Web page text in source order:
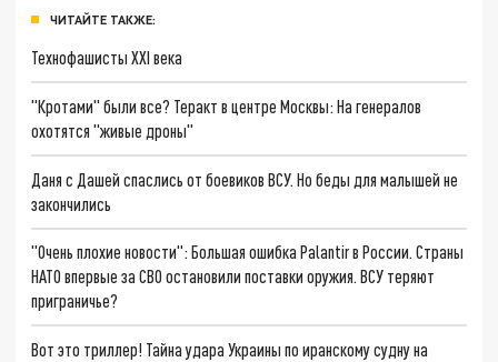
ЧИТАЙТЕ ТАКЖЕ:
Технофашисты XXI века
"Кротами" были все? Теракт в центре Москвы: На генералов
охотятся "живые дроны"
Даня с Дашей спаслись от боевиков ВСУ. Но беды для малышей не
закончились
"Очень плохие новости": Большая ошибка Palantir в России. Страны
НАТО впервые за СВО остановили поставки оружия. ВСУ теряют
приграничье?
Вот это триллер! Тайна удара Украины по иранскому судну на